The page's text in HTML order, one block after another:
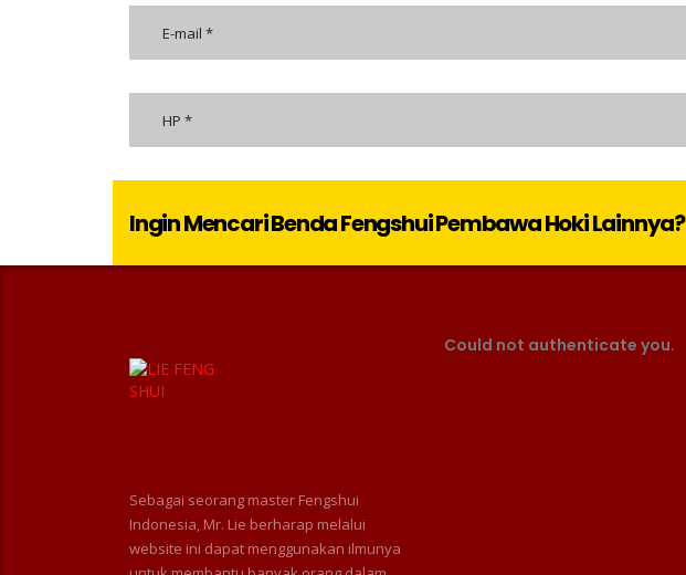
Ingin Mencari Benda Fengshui Pembawa Hoki Lainnya?
Sebagai seorang master Fengshui
Indonesia, Mr. Lie berharap melalui
website ini dapat menggunakan ilmunya
Could not authenticate you.